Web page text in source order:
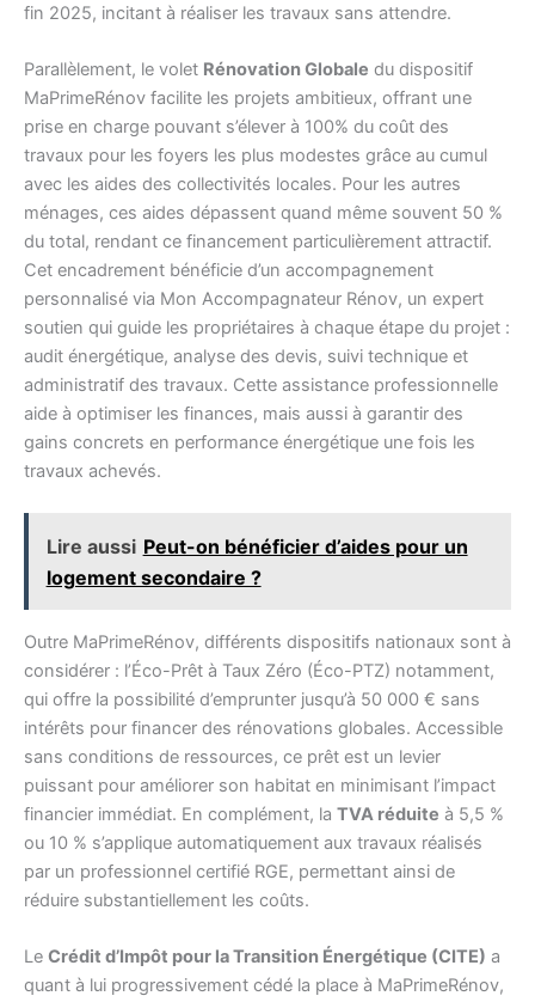
fin 2025, incitant à réaliser les travaux sans attendre.
Parallèlement, le volet Rénovation Globale du dispositif
MaPrimeRénov facilite les projets ambitieux, offrant une
prise en charge pouvant s’élever à 100% du coût des
travaux pour les foyers les plus modestes grâce au cumul
avec les aides des collectivités locales. Pour les autres
ménages, ces aides dépassent quand même souvent 50 %
du total, rendant ce financement particulièrement attractif.
Cet encadrement bénéficie d’un accompagnement
personnalisé via Mon Accompagnateur Rénov, un expert
soutien qui guide les propriétaires à chaque étape du projet :
audit énergétique, analyse des devis, suivi technique et
administratif des travaux. Cette assistance professionnelle
aide à optimiser les finances, mais aussi à garantir des
gains concrets en performance énergétique une fois les
travaux achevés.
Lire aussi Peut-on bénéficier d’aides pour un
logement secondaire ?
Outre MaPrimeRénov, différents dispositifs nationaux sont à
considérer : l’Éco-Prêt à Taux Zéro (Éco-PTZ) notamment,
qui offre la possibilité d’emprunter jusqu’à 50 000 € sans
intérêts pour financer des rénovations globales. Accessible
sans conditions de ressources, ce prêt est un levier
puissant pour améliorer son habitat en minimisant l’impact
financier immédiat. En complément, la TVA réduite à 5,5 %
ou 10 % s’applique automatiquement aux travaux réalisés
par un professionnel certifié RGE, permettant ainsi de
réduire substantiellement les coûts.
Le Crédit d’Impôt pour la Transition Énergétique (CITE) a
quant à lui progressivement cédé la place à MaPrimeRénov,